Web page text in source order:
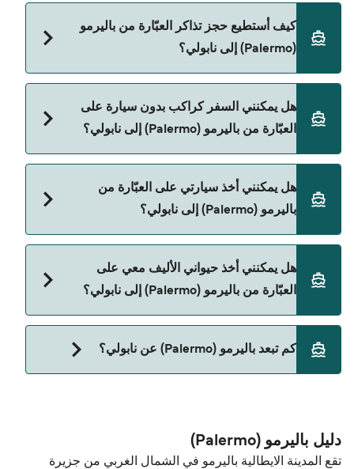
إلى نابولي. وهي:
Grimaldi Lines
كيف أستطيع حجز تذاكر العبّارة من باليرمو
(Palermo) إلى نابولي؟
صفحة العروض لمعرفة أحدث التخفيضات.
هل يمكنني السفر كراكب بدون سيارة على
العبّارة من باليرمو (Palermo) إلى نابولي؟
نعم، يمكنك السفر كراكب بدون سيارة من باليرمو
(Palermo) إلى نابولي مع:
Grimaldi Lines
هل يمكنني أخذ سيارتي على العبّارة من
باليرمو (Palermo) إلى نابولي؟
نعم، يمكنك السفر مع سيارتك على العبّارة من باليرمو
(Palermo) إلى نابولي مع:
Grimaldi Lines
هل يمكنني أخذ حيواني الأليف معي على
العبّارة من باليرمو (Palermo) إلى نابولي؟
نعم، الحيوانات الأليفة مسموح بها على العبّارة. قد تحتاج
إلى جواز سفر للحيوان. يرجى مراجعة تعليمات شركات
Grandi Navi Veloci
كم تبعد باليرمو (Palermo) عن نابولي؟
دليل باليرمو (Palermo)
تقع المدينة الايطالية باليرمو في الشمال الغربي من جزيرة